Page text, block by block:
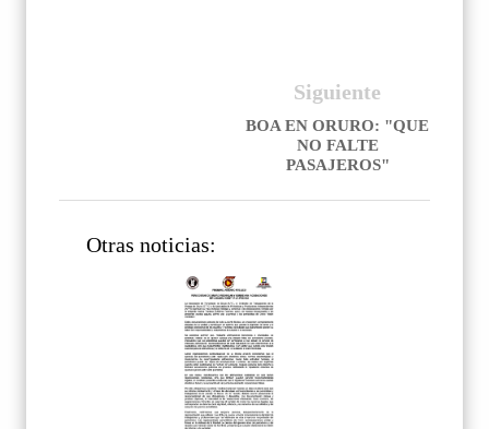
Siguiente
BOA EN ORURO: "QUE
NO FALTE
PASAJEROS"
Otras noticias: